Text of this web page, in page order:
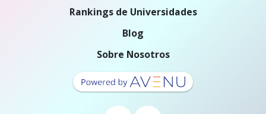
Rankings de Universidades
Blog
Sobre Nosotros